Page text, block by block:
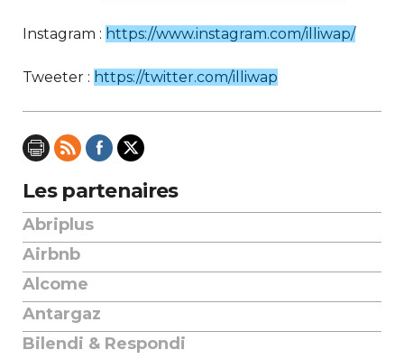
Instagram : https://www.instagram.com/illiwap/
Tweeter : https://twitter.com/illiwap
Les partenaires
Abriplus
Airbnb
Alcome
Antargaz
Bilendi & Respondi